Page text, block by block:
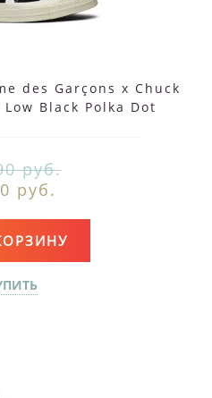
des Garçons x Chuck
Black Polka Dot
руб.
руб.